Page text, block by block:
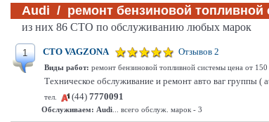
Audi / ремонт бензиновой топливной
из них 86 СТО по обслуживанию любых марок
1 СТО VAGZONA Отзывов 2
Виды работ: ремонт бензиновой топливной системы цена от 150
Техническое обслуживание и ремонт авто ваг группы (
тел.
(44) 7770091
Обслуживаем: Audi ... всего обслуж. марок - 3